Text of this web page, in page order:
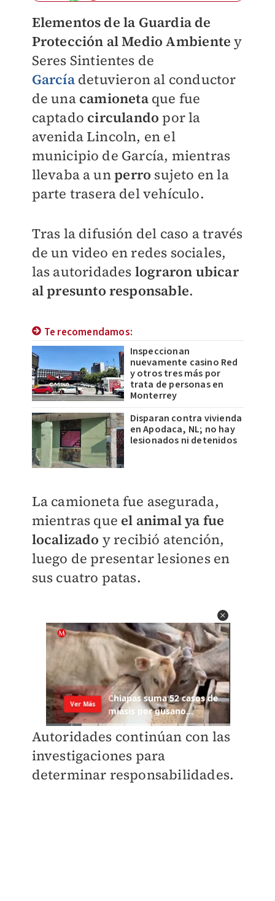
Elementos de la Guardia de
Protección al Medio Ambiente y
Seres Sintientes de
García detuvieron al conductor
de una camioneta que fue
captado circulando por la
avenida Lincoln, en el
municipio de García, mientras
llevaba a unperro sujeto en la
parte trasera del vehículo.
Tras la difusión del caso a través
de un video en redes sociales,
las autoridades lograron ubicar
al presunto responsable.
Te recomendamos:
Inspeccionan
nuevamente casino Red
y otros tres más por
trata de personas en
Monterrey
Disparan contra vivienda
en Apodaca, NL; no hay
lesionados ni detenidos
La camioneta fue asegurada,
mientras que el animal ya fue
localizado y recibió atención,
luego de presentar lesiones en
sus cuatro patas.
Autoridades continúan con las
investigaciones para
determinar responsabilidades.